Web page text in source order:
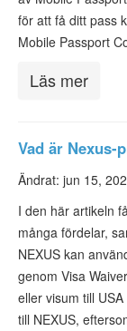
för att få ditt pass
Mobile Passport
Läs mer
Vad är Nexus-
Ändrat: jun 15,
I den här artikeln
många fördelar,
NEXUS kan
genom Visa
eller visum till
till NEXUS,